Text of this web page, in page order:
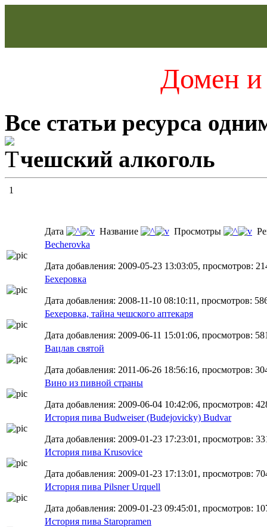
Домен и
Все статьи ресурса
чешский алкоголь
1
Дата Название Просмотры
Becherovka
Дата добавления: 2009-05-23 13:03:05, просмотров:
Бехеровка
Дата добавления: 2008-11-10 08:10:11, просмотров:
Бехеровка, тайна чешского аптекаря
Дата добавления: 2009-06-11 15:01:06, просмотров:
Вацлав святой
Дата добавления: 2011-06-26 18:56:16, просмотров:
Вино из пивной страны
Дата добавления: 2009-06-04 10:42:06, просмотров:
История пива Budweiser (Budejovicky) Budvar
Дата добавления: 2009-01-23 17:23:01, просмотров:
История пива Krusovice
Дата добавления: 2009-01-23 17:13:01, просмотров:
История пива Pilsner Urquell
Дата добавления: 2009-01-23 09:45:01, просмотров:
История пива Staropramen